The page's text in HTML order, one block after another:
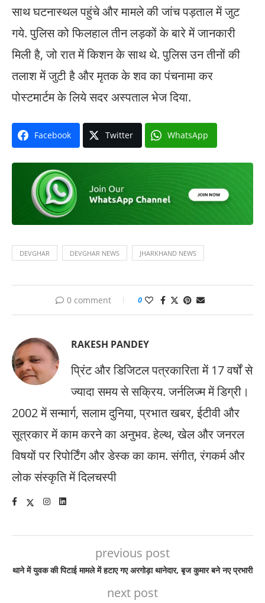
साथ घटनास्थल पहुंचे और मामले की जांच पड़ताल में जुट
गये. पुलिस को फिलहाल तीन लड़कों के बारे में जानकारी
मिली है, जो रात में किशन के साथ थे. पुलिस उन तीनों की
तलाश में जुटी है और मृतक के शव का पंचनामा कर
पोस्टमार्टम के लिये सदर अस्पताल भेज दिया.
Facebook Twitter WhatsApp
DEVGHAR DEVGHAR NEWS JHARKHAND NEWS
0 comment 0
RAKESH PANDEY
प्रिंट और डिजिटल पत्रकारिता में 17 वर्षों से
ज्यादा समय से सक्रिय. जर्नलिज्म में डिग्री।
2002 में सन्मार्ग, सलाम दुनिया, प्रभात खबर, ईटीवी और
सूत्रकार में काम करने का अनुभव. हेल्थ, खेल और जनरल
विषयों पर रिपोर्टिंग और डेस्क का काम. संगीत, रंगकर्म और
लोक संस्कृति में दिलचस्पी
previous post
थाने में युवक की पिटाई मामले में हटाए गए अरगोड़ा थानेदार, बृज कुमार बने नए प्रभारी
next post